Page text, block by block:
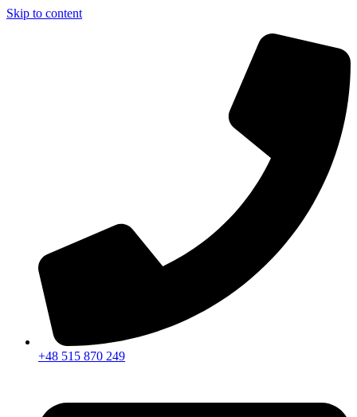
Skip to content
+48 515 870 249